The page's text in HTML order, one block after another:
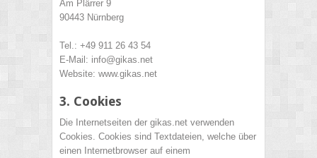
Am Plärrer 9
90443 Nürnberg
Tel.: +49 911 26 43 54
E-Mail: info@gikas.net
Website: www.gikas.net
3. Cookies
Die Internetseiten der gikas.net verwenden
Cookies. Cookies sind Textdateien, welche über
einen Internetbrowser auf einem